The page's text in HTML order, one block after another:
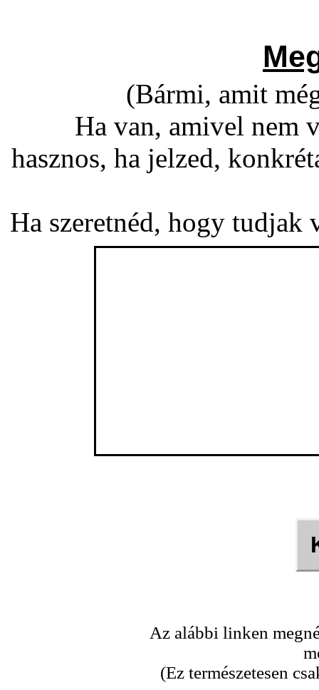
(Bármi, amit
Ha van, amivel nem
hasznos, ha jelzed,
Ha szeretnéd, hogy
Az alábbi linken
(Ez természetesen